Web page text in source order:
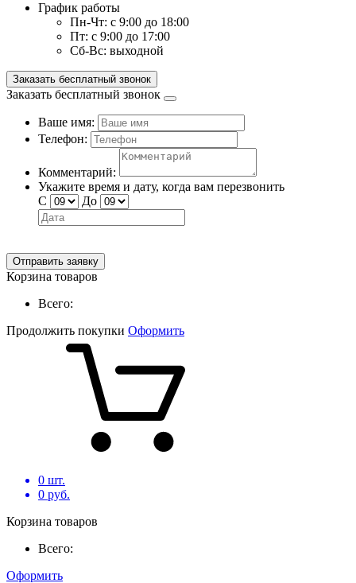
График работы
Пн-Чт: с 9:00 до 18:00
Пт: с 9:00 до 17:00
Сб-Вс: выходной
Заказать бесплатный звонок
Заказать бесплатный звонок
Ваше имя:
Телефон:
Комментарий:
Укажите время и дату, когда вам перезвонить
С
До
Отправить заявку
Корзина товаров
Всего:
Продолжить покупки Оформить
0 шт.
0 руб.
Корзина товаров
Всего:
Оформить